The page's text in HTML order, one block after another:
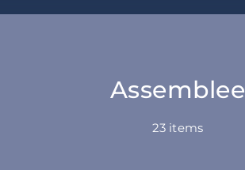
Assemblee
23 items